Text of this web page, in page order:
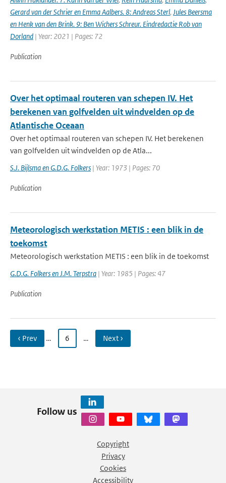
Gerard van der Schrier en Emma Aalbers. 8: Andreas Sterl, Jules Beersma
en Henk van den Brink. 9: Ben Wichers Schreur. Eindredactie Rob van
Dorland | Year: 2021 | Pages: 72
Publication
Over het optimaal routeren van schepen IV. Het
berekenen van golfvelden uit windvelden op de
Atlantische Oceaan
Over het optimaal routeren van schepen IV. Het berekenen
van golfvelden uit windvelden op de Atla...
S.J. Bijlsma en G.D.G. Folkers | Year: 1973 | Pages: 70
Publication
Meteorologisch werkstation METIS : een blik in de
toekomst
Meteorologisch werkstation METIS : een blik in de toekomst
G.D.G. Folkers en J.M. Terpstra | Year: 1985 | Pages: 47
Publication
‹ Prev … 6 … Next ›
Follow us
Copyright
Privacy
Cookies
Accessibility